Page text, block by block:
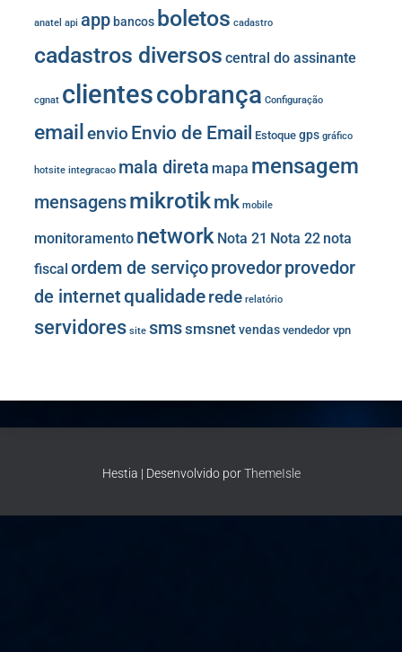
anatel api appbancos boletos cadastro
cadastros diversos central do assinante
cgnat clientescobrança Configuração
emailenvio Envio de Email Estoque gps gráfico
hotsite integracao mala direta mapa mensagem
mensagensmikrotikmk mobile
monitoramento network Nota 21 Nota 22 nota
fiscal ordem de serviçoprovedorprovedor
de internetqualidaderede relatório
servidores site smssmsnetvendas vendedor vpn
Hestia | Desenvolvido porThemeIsle